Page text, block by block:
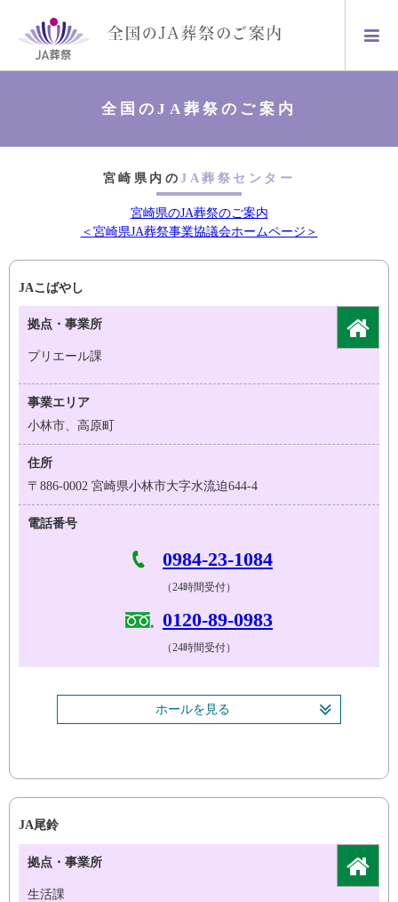
全国のJA葬祭のご案内
宮崎県内のJA葬祭センター
宮崎県のJA葬祭のご案内
＜宮崎県JA葬祭事業協議会ホームページ＞
JAこばやし
拠点・事業所
プリエール課
事業エリア
小林市、高原町
住所
〒886-0002 宮崎県小林市大字水流迫644-4
電話番号
0984-23-1084
（24時間受付）
0120-89-0983
（24時間受付）
ホールを見る
JA尾鈴
拠点・事業所
生活課